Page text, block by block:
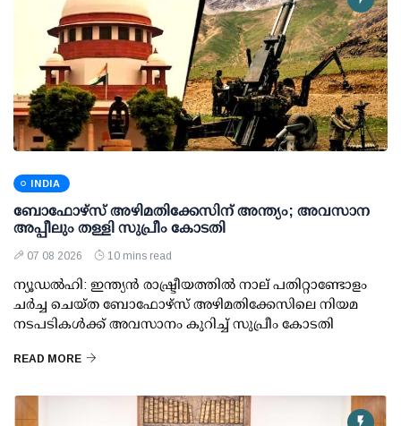
INDIA
ബോഫോഴ്സ് അഴിമതിക്കേസിന് അന്ത്യം; അവസാന
അപ്പീലും തള്ളി സുപ്രീം കോടതി
07 08 2026 10 mins read
ന്യൂഡല്‍ഹി: ഇന്ത്യന്‍ രാഷ്ട്രീയത്തില്‍ നാല് പതിറ്റാണ്ടോളം
ചര്‍ച്ച ചെയ്ത ബോഫോഴ്സ് അഴിമതിക്കേസിലെ നിയമ
നടപടികള്‍ക്ക് അവസാനം കുറിച്ച് സുപ്രീം കോടതി
READ MORE